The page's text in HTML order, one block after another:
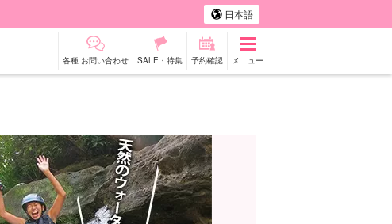
日本語
各種 お問い合わせ SALE・特集 予約確認 メニュー
レンタカー 観光ツアー